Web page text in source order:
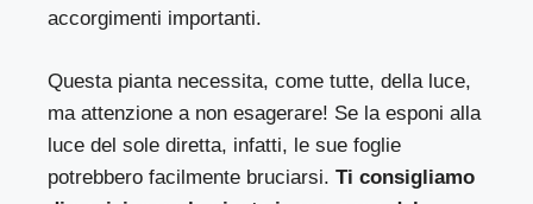
accorgimenti importanti.
Questa pianta necessita, come tutte, della luce,
ma attenzione a non esagerare! Se la esponi alla
luce del sole diretta, infatti, le sue foglie
potrebbero facilmente bruciarsi. Ti consigliamo